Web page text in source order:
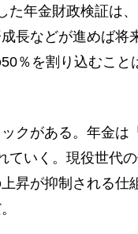
年金財政検証は
長などが進めば将
％を割り込むこ
クがある。年金は
ていく。現役世代
昇が抑制される仕